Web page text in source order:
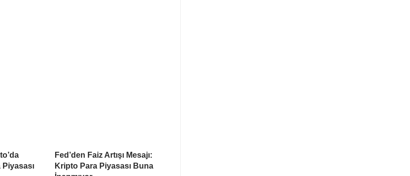
Piyasası
Fed’den Faiz Artışı Mesajı:
Kripto Para Piyasası Buna